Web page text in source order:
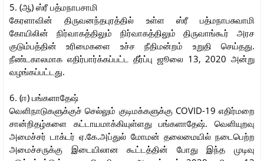
5. (ஆ) ஸ்ரீ பத்மநாபசாமி
கேரளாவின் திருவனந்தபுரத்தில் உள்ள ஸ்ரீ பத்மநாபசுவாமி
கோயிலின் நிர்வாகத்திலும் நிர்வாகத்திலும் திருவாங்கூர் அரச
குடும்பத்தின் உரிமைகளை உச்ச நீதிமன்றம் உறுதி செய்தது.
நீண்டகாலமாக எதிர்பார்க்கப்பட்ட தீர்ப்பு ஜூலை 13, 2020 அன்று
வழங்கப்பட்டது.
6. (ஈ) பங்களாதேஷ்
வெளிநாடுகளுக்குச் செல்லும் குடிமக்களுக்கு COVID-19 எதிர்மறை
சான்றிதழ்களை கட்டாயமாக்கியுள்ளது பங்களாதேஷ். வெளியுறவு
அமைச்சர் டாக்டர் ஏ.கே.அப்துல் மோமன் தலைமையில் நடைபெற்ற
அமைச்சருக்கு இடையிலான கூட்டத்தின் போது இந்த முடிவு